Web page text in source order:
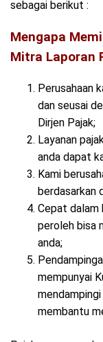
sebagai berikut :
Mengapa
Mitra Laporan
Perusahaan
dan seusai
Dirjen Pajak;
Layanan
anda dapat
Kami
berdasarkan
Cepat dalam
peroleh bisa
anda;
mempunyai
membantu